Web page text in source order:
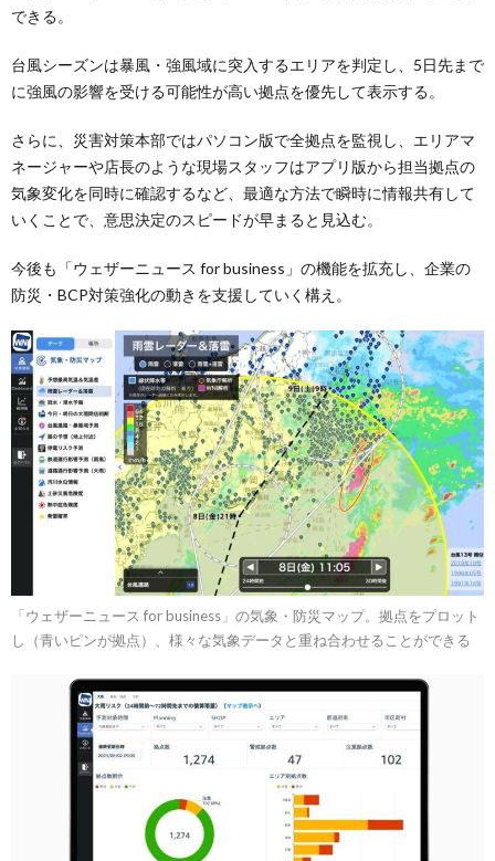
できる。
台風シーズンは暴風・強風域に突入するエリアを判定し、5日先まで
に強風の影響を受ける可能性が高い拠点を優先して表示する。
さらに、災害対策本部ではパソコン版で全拠点を監視し、エリアマ
ネージャーや店長のような現場スタッフはアプリ版から担当拠点の
気象変化を同時に確認するなど、最適な方法で瞬時に情報共有して
いくことで、意思決定のスピードが早まると見込む。
今後も「ウェザーニュース for business」の機能を拡充し、企業の
防災・BCP対策強化の動きを支援していく構え。
「ウェザーニュース for business」の気象・防災マップ。拠点をプロット
し（青いピンが拠点）、様々な気象データと重ね合わせることができる